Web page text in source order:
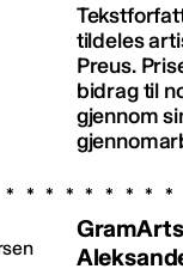
tildeles
Preus.
bidrag til
gjennom